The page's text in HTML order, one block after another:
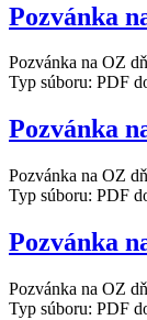
Pozvánka
Pozvánka na OZ
Typ súboru: PDF
Pozvánka
Pozvánka na OZ
Typ súboru: PDF
Pozvánka
Pozvánka na OZ
Typ súboru: PDF